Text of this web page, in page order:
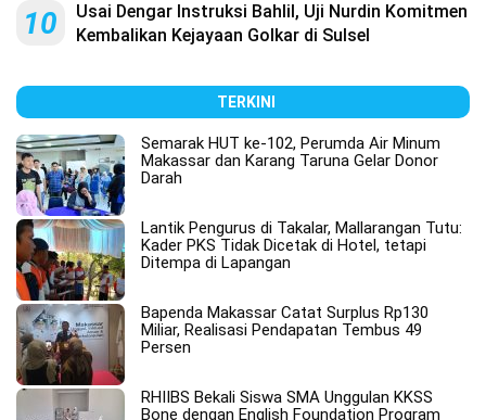
10
Usai Dengar Instruksi Bahlil, Uji Nurdin Komitmen
Kembalikan Kejayaan Golkar di Sulsel
TERKINI
Semarak HUT ke-102, Perumda Air Minum
Makassar dan Karang Taruna Gelar Donor
Darah
Lantik Pengurus di Takalar, Mallarangan Tutu:
Kader PKS Tidak Dicetak di Hotel, tetapi
Ditempa di Lapangan
Bapenda Makassar Catat Surplus Rp130
Miliar, Realisasi Pendapatan Tembus 49
Persen
RHIIBS Bekali Siswa SMA Unggulan KKSS
Bone dengan English Foundation Program